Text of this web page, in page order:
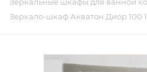
Зеркало-шкаф Акватон Диор 100